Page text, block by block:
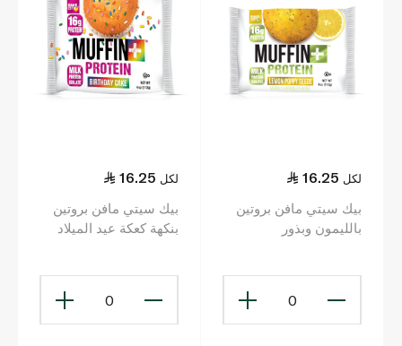
16.25 لكل
بيك سيتي مافن بروتين
بالليمون وبذور
0
16.25 لكل
بيك سيتي مافن بروتين
بنكهة كعكة عيد الميلاد
0